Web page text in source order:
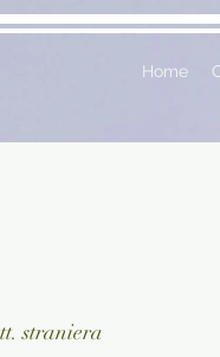
Home
straniera